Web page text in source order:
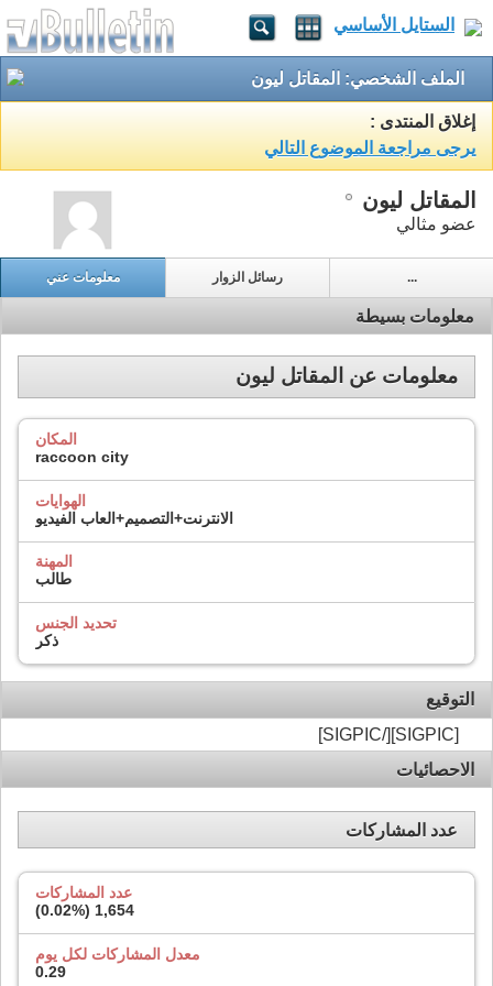
الستايل الأساسي
الملف الشخصي: المقاتل ليون
إغلاق المنتدى :
يرجى مراجعة الموضوع التالي
المقاتل ليون
عضو مثالي
معلومات عني رسائل الزوار ...
معلومات بسيطة
معلومات عن المقاتل ليون
المكان
raccoon city
الهوايات
الانترنت+التصميم+العاب الفيديو
المهنة
طالب
تحديد الجنس
ذكر
التوقيع
[SIGPIC][/SIGPIC]
الاحصائيات
عدد المشاركات
عدد المشاركات
1,654 (
0.02%
)
معدل المشاركات لكل يوم
0.29